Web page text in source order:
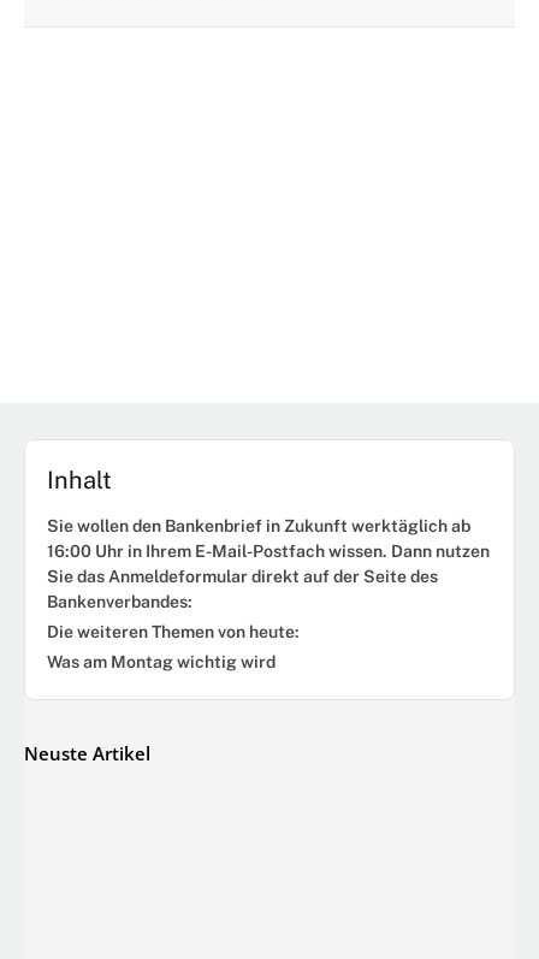
Inhalt
Sie wollen den Bankenbrief in Zukunft werktäglich ab
16:00 Uhr in Ihrem E-Mail-Postfach wissen. Dann nutzen
Sie das Anmeldeformular direkt auf der Seite des
Bankenverbandes:
Die weiteren Themen von heute:
Was am Montag wichtig wird
Neuste Artikel